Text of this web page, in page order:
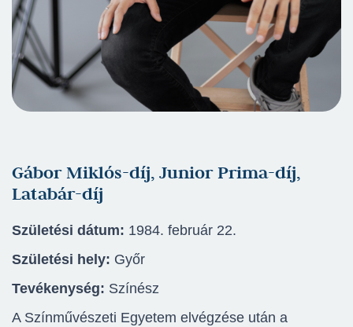
Gábor Miklós-díj, Junior Prima-díj,
Latabár-díj
Születési dátum: 1984. február 22.
Születési hely: Győr
Tevékenység: Színész
A Színművészeti Egyetem elvégzése után a